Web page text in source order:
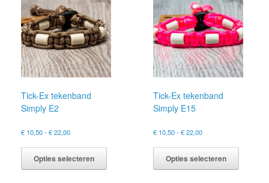
Tick-Ex tekenband
Simply E2
€ 10,50-€22,00Prijsklasse:
tot
€ 22,00
Opties selecteren
Dit
heeft
Tick-Ex tekenband
Simply E15
€ 10,50 - €22,00Prijsklasse:
tot
€ 22,00
Opties selecteren
Dit
heeft